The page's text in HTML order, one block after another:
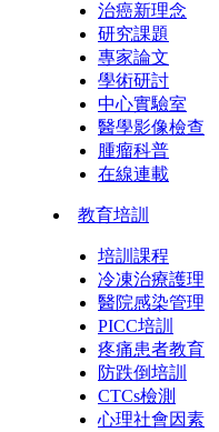
治癌新理念
研究課題
專家論文
學術研討
中心實驗室
醫學影像檢查
腫瘤科普
在線連載
教育培訓
培訓課程
冷凍治療護理
醫院感染管理
PICC培訓
疼痛患者教育
防跌倒培訓
CTCs檢測
心理社會因素